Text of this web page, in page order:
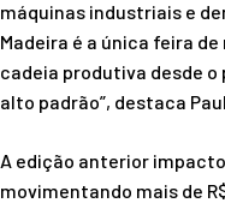
máquinas industriais e
Madeira é a única feira
cadeia produtiva desde
alto padrão”, destaca
A edição anterior
movimentando mais de